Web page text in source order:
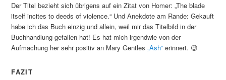
Der Titel bezieht sich übrigens auf ein Zitat von Homer: „The blade
itself incites to deeds of violence.“ Und Anekdote am Rande: Gekauft
habe ich das Buch einzig und allein, weil mir das Titelbild in der
Buchhandlung gefallen hat! Es hat mich irgendwie von der
Aufmachung her sehr positiv an Mary Gentles„Ash“ erinnert. 😉
FAZIT